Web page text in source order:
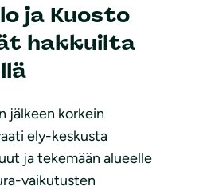
ja Kuosto
hakkuilta
jälkeen korkein
ely-keskusta
ja tekemään alueelle
vaikutusten